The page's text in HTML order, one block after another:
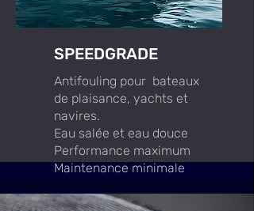
SPEEDGRADE
Antifouling pour bateaux
de plaisance, yachts et
navires.
Eau salée et eau douce
Performance maximum
Maintenance minimale